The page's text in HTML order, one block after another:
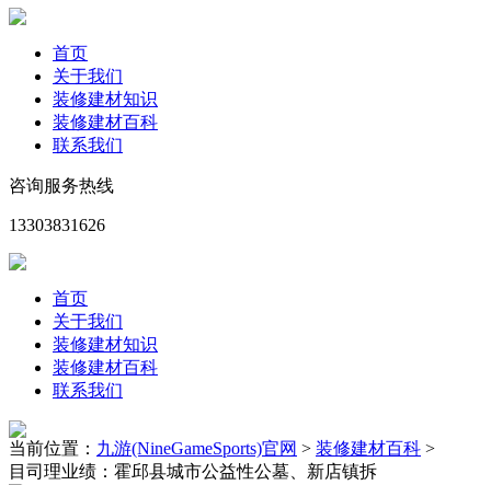
首页
关于我们
装修建材知识
装修建材百科
联系我们
咨询服务热线
13303831626
首页
关于我们
装修建材知识
装修建材百科
联系我们
当前位置： 九游(NineGameSports)官网 > 装修建材百科 >
目司理业绩：霍邱县城市公益性公墓、新店镇拆